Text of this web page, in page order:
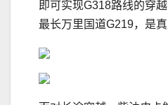
即可实现G318路线的穿
最长万里国道G219，是真